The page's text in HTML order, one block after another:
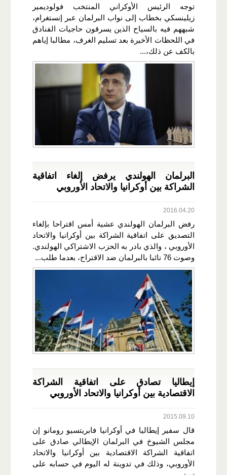
توجه الرئيس الأوكراني المنتخب فولوديمير
زيلينسكي بخطاب إلى نواب البرلمان عبر إنستغرام،
شبههم فيه بالسياح الذين يسرقون حاجيات الفنادق
في اللحظات الأخيرة بعد تسليم الغرف، مطالبا إياهم
بالكف عن ذلك،...
البرلمان الهولندي يرفض إلغاء اتفاقية
الشراكة بين أوكرانيا والاتحاد الأوروبي
2016.04.20
رفض البرلمان الهولندي عشية أمس اقتراحا بإلغاء
التصديق على اتفاقية الشراكة بين أوكرانيا والاتحاد
الأوروبي ، والذي بادر به الحزب الاشتراكي الهولندي.
وصوت 76 نائبا بالبرلمان ضد الاقتراح، بعدما طلب...
إيطاليا تصادق على اتفاقية الشراكة
الاقتصادية بين أوكرانيا والاتحاد الأوروبي
2015.09.10
قال سفير إيطاليا في أوكرانيا فابريتسيو رومانو إن
مجلس الشيوخ في البرلمان الإيطالي صادق على
اتفاقية الشراكة الاقتصادية بين أوكرانيا والاتحاد
الأوروبي، وذلك في تدوينة له اليوم في حسابه على